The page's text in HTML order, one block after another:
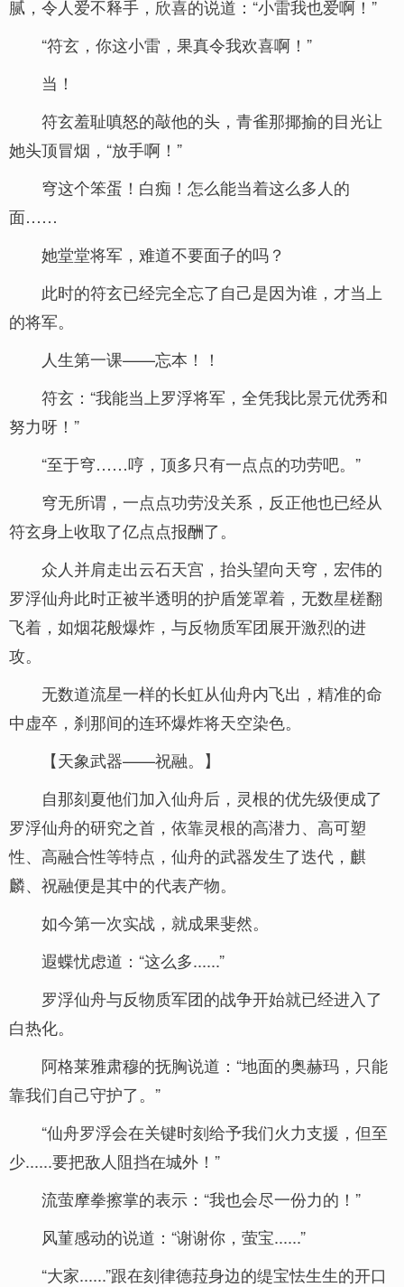
腻，令人爱不释手，欣喜的说道：“小雷我也爱啊！”
“符玄，你这小雷，果真令我欢喜啊！”
当！
符玄羞耻嗔怒的敲他的头，青雀那揶揄的目光让
她头顶冒烟，“放手啊！”
穹这个笨蛋！白痴！怎么能当着这么多人的
面……
她堂堂将军，难道不要面子的吗？
此时的符玄已经完全忘了自己是因为谁，才当上
的将军。
人生第一课——忘本！！
符玄：“我能当上罗浮将军，全凭我比景元优秀和
努力呀！”
“至于穹……哼，顶多只有一点点的功劳吧。”
穹无所谓，一点点功劳没关系，反正他也已经从
符玄身上收取了亿点点报酬了。
众人并肩走出云石天宫，抬头望向天穹，宏伟的
罗浮仙舟此时正被半透明的护盾笼罩着，无数星槎翻
飞着，如烟花般爆炸，与反物质军团展开激烈的进
攻。
无数道流星一样的长虹从仙舟内飞出，精准的命
中虚卒，刹那间的连环爆炸将天空染色。
【天象武器——祝融。】
自那刻夏他们加入仙舟后，灵根的优先级便成了
罗浮仙舟的研究之首，依靠灵根的高潜力、高可塑
性、高融合性等特点，仙舟的武器发生了迭代，麒
麟、祝融便是其中的代表产物。
如今第一次实战，就成果斐然。
遐蝶忧虑道：“这么多......”
罗浮仙舟与反物质军团的战争开始就已经进入了
白热化。
阿格莱雅肃穆的抚胸说道：“地面的奥赫玛，只能
靠我们自己守护了。”
“仙舟罗浮会在关键时刻给予我们火力支援，但至
少......要把敌人阻挡在城外！”
流萤摩拳擦掌的表示：“我也会尽一份力的！”
风菫感动的说道：“谢谢你，萤宝......”
“大家......”跟在刻律德菈身边的缇宝怯生生的开口